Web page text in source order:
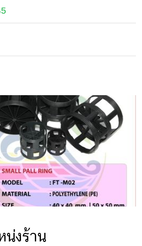
งร้าน